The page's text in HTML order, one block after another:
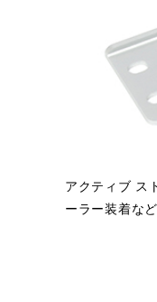
アクティブ ス
ーラー装着な